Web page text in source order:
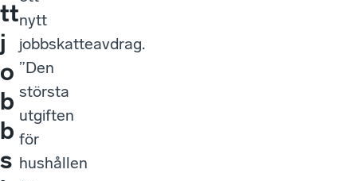
tt
j
o
b
b
s
nytt
jobbskatteavdrag.
”Den
största
utgiften
för
hushållen